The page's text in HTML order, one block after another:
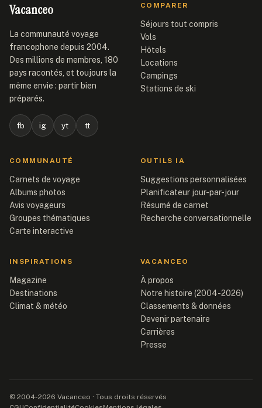
Vacanceo
La communauté voyage
francophone depuis 2004.
Des millions de membres, 180
pays racontés, et toujours la
même envie : partir bien
préparés.
fb ig yt tt
COMPARER
Séjours tout compris
Vols
Hôtels
Locations
Campings
Stations de ski
COMMUNAUTÉ
Carnets de voyage
Albums photos
Avis voyageurs
Groupes thématiques
Carte interactive
OUTILS IA
Suggestions personnalisées
Planificateur jour-par-jour
Résumé de carnet
Recherche conversationnelle
INSPIRATIONS
Magazine
Destinations
Climat & météo
VACANCEO
À propos
Notre histoire (2004-2026)
Classements & données
Devenir partenaire
Carrières
Presse
© 2004-2026 Vacanceo · Tous droits réservés